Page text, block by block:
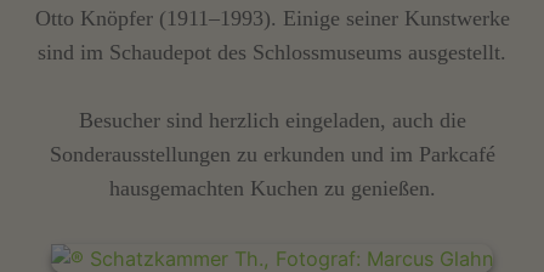
Otto Knöpfer (1911–1993). Einige seiner Kunstwerke
sind im Schaudepot des Schlossmuseums ausgestellt.
Besucher sind herzlich eingeladen, auch die
Sonderausstellungen zu erkunden und im Parkcafé
hausgemachten Kuchen zu genießen.